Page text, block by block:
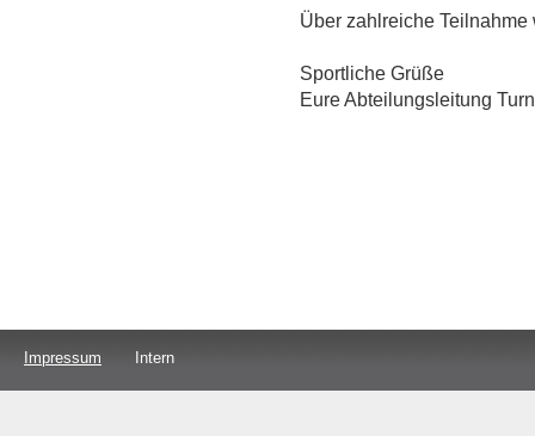
Über zahlreiche
Sportliche Grüße
Eure Abteilungsleitung
Impressum Intern